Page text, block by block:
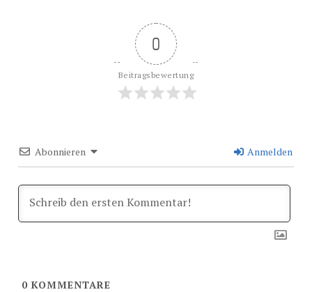
0
Beitragsbewertung
Abonnieren Anmelden
0KOMMENTARE